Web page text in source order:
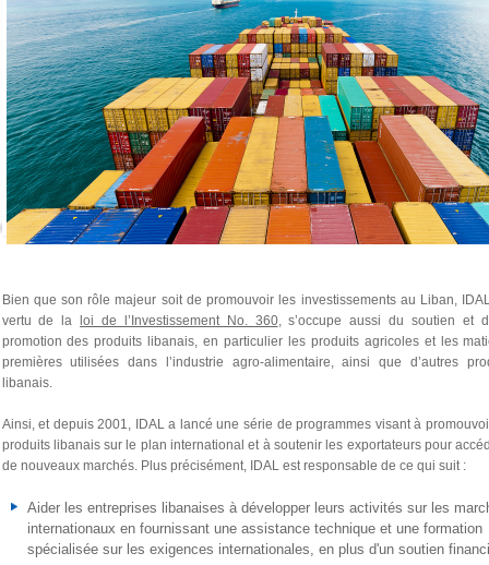
Bien que son rôle majeur soit de promouvoir les investissements au Liban,
vertu de la
loi de l’Investissement No. 360, s’occupe aussi du soutien et
promotion des produits libanais, en particulier les produits agricoles et les
premières utilisées dans l’industrie agro-alimentaire, ainsi que d’autres
libanais.
Ainsi, et depuis 2001, IDAL a lancé une série de programmes visant à
produits libanais sur le plan international et à soutenir les exportateurs pour
de nouveaux marchés. Plus précisément, IDAL est responsable de ce qui suit :
Aider les entreprises libanaises à développer leurs activités sur les
internationaux en fournissant une assistance technique et une formation
spécialisée sur les exigences internationales, en plus d'un soutien